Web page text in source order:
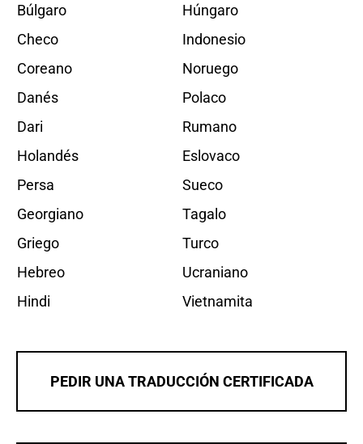
Búlgaro
Checo
Coreano
Danés
Dari
Holandés
Persa
Georgiano
Griego
Hebreo
Hindi
Húngaro
Indonesio
Noruego
Polaco
Rumano
Eslovaco
Sueco
Tagalo
Turco
Ucraniano
Vietnamita
PEDIR UNA TRADUCCIÓN CERTIFICADA